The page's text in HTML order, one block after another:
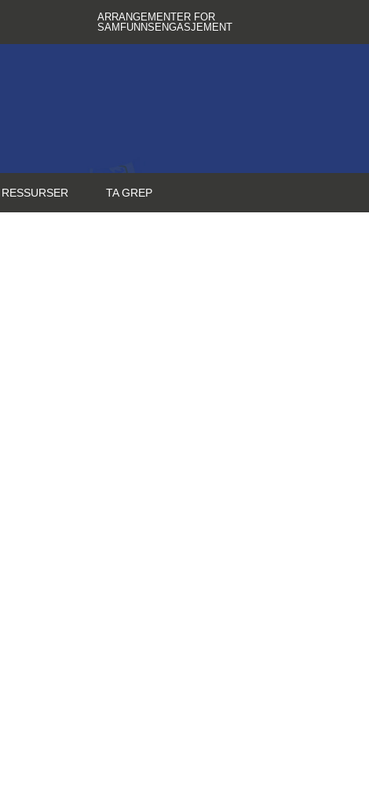
ARRANGEMENTER FOR
SAMFUNNSENGASJEMENT
RESSURSER TA GREP